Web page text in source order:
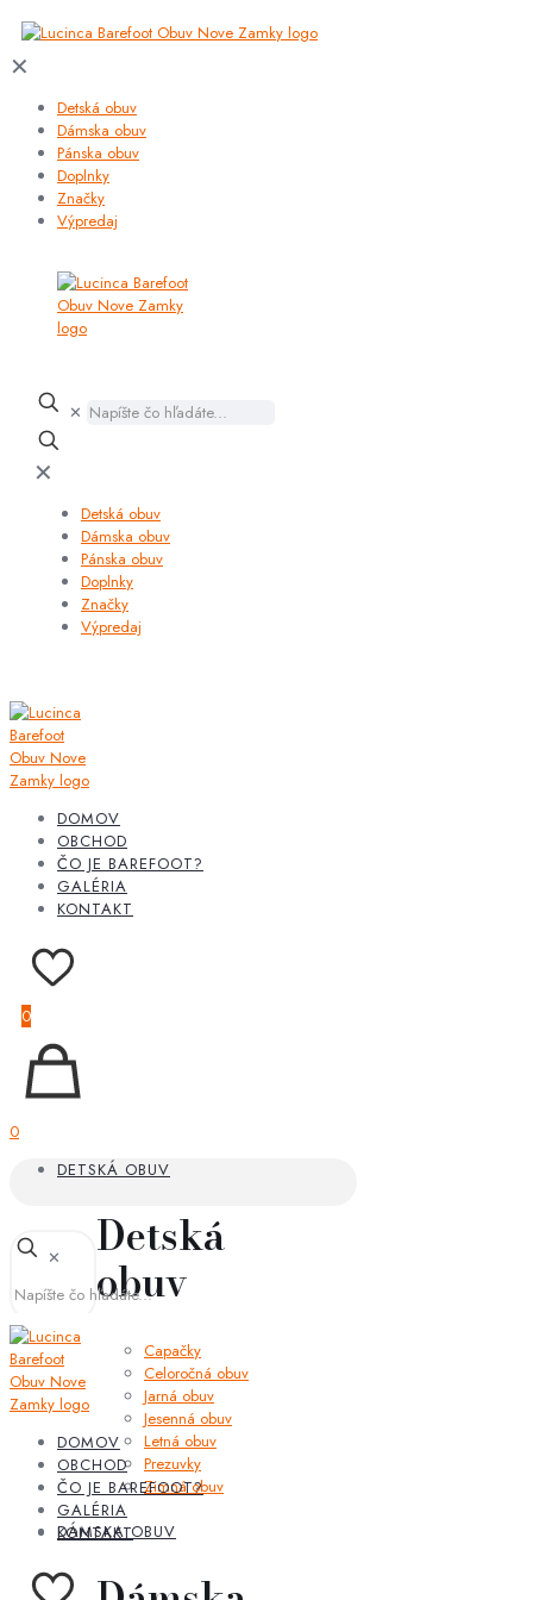
✕
Detská obuv
Dámska obuv
Pánska obuv
Doplnky
Značky
Výpredaj
✕
✕
Detská obuv
Dámska obuv
Pánska obuv
Doplnky
Značky
Výpredaj
DOMOV
OBCHOD
ČO JE BAREFOOT?
GALÉRIA
KONTAKT
0
0
DETSKÁ OBUV
Detská
obuv
Capačky
Celoročná obuv
Jarná obuv
Jesenná obuv
Letná obuv
Prezuvky
Zimná obuv
DÁMSKA OBUV
✕
DOMOV
OBCHOD
ČO JE BAREFOOT?
GALÉRIA
KONTAKT